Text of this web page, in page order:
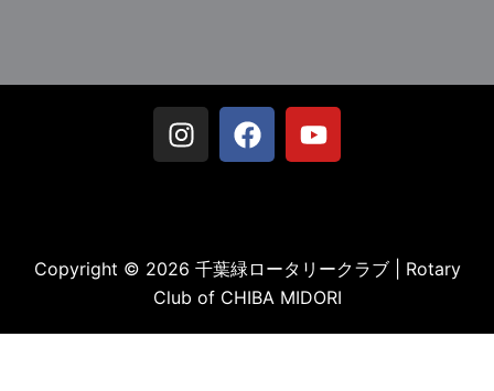
Copyright © 2026 千葉緑ロータリークラブ | Rotary
Club of CHIBA MIDORI